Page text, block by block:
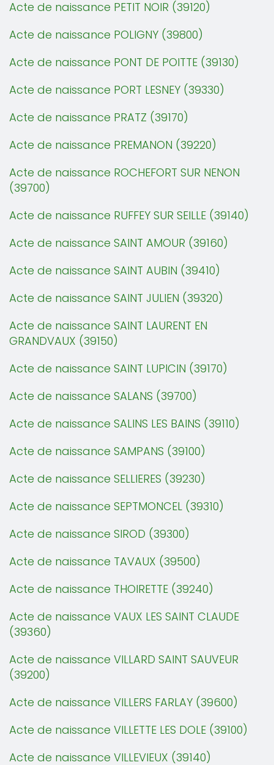
Acte de naissance PETIT NOIR (39120)
Acte de naissance POLIGNY (39800)
Acte de naissance PONT DE POITTE (39130)
Acte de naissance PORT LESNEY (39330)
Acte de naissance PRATZ (39170)
Acte de naissance PREMANON (39220)
Acte de naissance ROCHEFORT SUR NENON
(39700)
Acte de naissance RUFFEY SUR SEILLE (39140)
Acte de naissance SAINT AMOUR (39160)
Acte de naissance SAINT AUBIN (39410)
Acte de naissance SAINT JULIEN (39320)
Acte de naissance SAINT LAURENT EN
GRANDVAUX (39150)
Acte de naissance SAINT LUPICIN (39170)
Acte de naissance SALANS (39700)
Acte de naissance SALINS LES BAINS (39110)
Acte de naissance SAMPANS (39100)
Acte de naissance SELLIERES (39230)
Acte de naissance SEPTMONCEL (39310)
Acte de naissance SIROD (39300)
Acte de naissance TAVAUX (39500)
Acte de naissance THOIRETTE (39240)
Acte de naissance VAUX LES SAINT CLAUDE
(39360)
Acte de naissance VILLARD SAINT SAUVEUR
(39200)
Acte de naissance VILLERS FARLAY (39600)
Acte de naissance VILLETTE LES DOLE (39100)
Acte de naissance VILLEVIEUX (39140)